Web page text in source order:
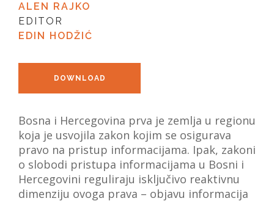
ALEN RAJKO
EDITOR
EDIN HODŽIĆ
DOWNLOAD
Bosna i Hercegovina prva je zemlja u regionu
koja je usvojila zakon kojim se osigurava
pravo na pristup informacijama. Ipak, zakoni
o slobodi pristupa informacijama u Bosni i
Hercegovini reguliraju isključivo reaktivnu
dimenziju ovoga prava – objavu informacija